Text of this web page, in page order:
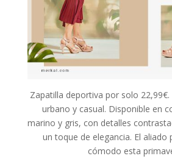
Zapatilla deportiva por solo
urbano y casual. Disponible en
marino y gris, con detalles
un toque de elegancia. El aliado
cómodo esta